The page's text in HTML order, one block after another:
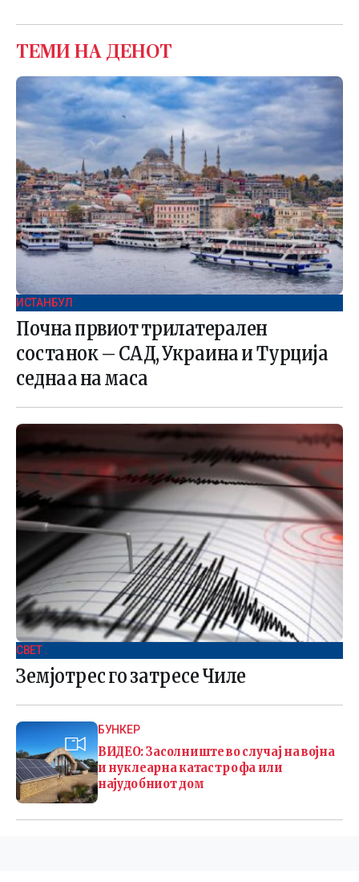
ТЕМИ НА ДЕНОТ
ИСТАНБУЛ
Почна првиот трилатерален
состанок – САД, Украина и Турција
седнаа на маса
СВЕТ .
Земјотрес го затресе Чиле
БУНКЕР
ВИДЕО: Засолниште во случај на војна
и нуклеарна катастрофа или
најудобниот дом